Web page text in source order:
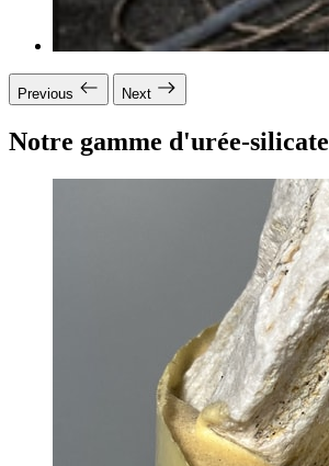
Previous Next
Notre gamme d'urée-silicate